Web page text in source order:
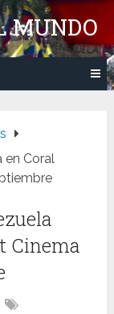
MUNDO
en Coral
Cinema